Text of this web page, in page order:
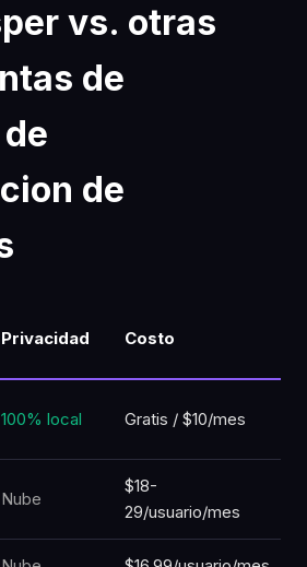
vs. otras
de
de
Privacidad Costo
100% local Gratis / $10/mes
Nube
$18-
29/usuario/mes